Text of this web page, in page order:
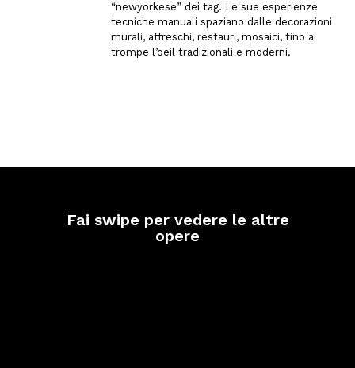
“newyorkese” dei tag. Le sue esperienze
tecniche manuali spaziano dalle decorazioni
murali, affreschi, restauri, mosaici, fino ai
trompe l’oeil tradizionali e moderni.
Fai swipe per vedere le altre
opere